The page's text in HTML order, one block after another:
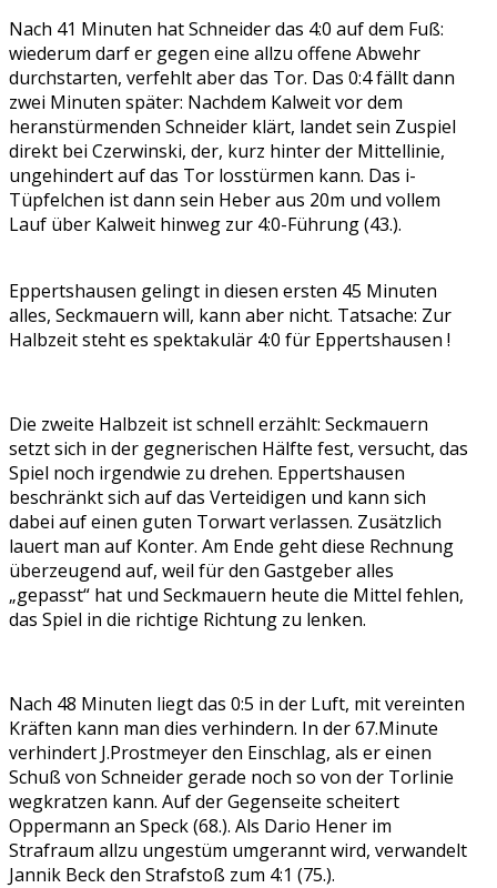
Nach 41 Minuten hat Schneider das 4:0 auf dem Fuß:
wiederum darf er gegen eine allzu offene Abwehr
durchstarten, verfehlt aber das Tor. Das 0:4 fällt dann
zwei Minuten später: Nachdem Kalweit vor dem
heranstürmenden Schneider klärt, landet sein Zuspiel
direkt bei Czerwinski, der, kurz hinter der Mittellinie,
ungehindert auf das Tor losstürmen kann. Das i-
Tüpfelchen ist dann sein Heber aus 20m und vollem
Lauf über Kalweit hinweg zur 4:0-Führung (43.).
Eppertshausen gelingt in diesen ersten 45 Minuten
alles, Seckmauern will, kann aber nicht. Tatsache: Zur
Halbzeit steht es spektakulär 4:0 für Eppertshausen !
Die zweite Halbzeit ist schnell erzählt: Seckmauern
setzt sich in der gegnerischen Hälfte fest, versucht, das
Spiel noch irgendwie zu drehen. Eppertshausen
beschränkt sich auf das Verteidigen und kann sich
dabei auf einen guten Torwart verlassen. Zusätzlich
lauert man auf Konter. Am Ende geht diese Rechnung
überzeugend auf, weil für den Gastgeber alles
„gepasst“ hat und Seckmauern heute die Mittel fehlen,
das Spiel in die richtige Richtung zu lenken.
Nach 48 Minuten liegt das 0:5 in der Luft, mit vereinten
Kräften kann man dies verhindern. In der 67.Minute
verhindert J.Prostmeyer den Einschlag, als er einen
Schuß von Schneider gerade noch so von der Torlinie
wegkratzen kann. Auf der Gegenseite scheitert
Oppermann an Speck (68.). Als Dario Hener im
Strafraum allzu ungestüm umgerannt wird, verwandelt
Jannik Beck den Strafstoß zum 4:1 (75.).